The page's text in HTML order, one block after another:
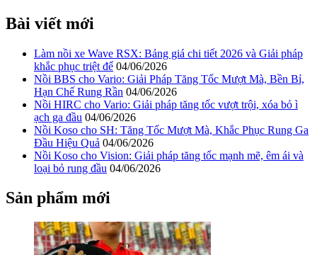
Bài viết mới
Làm nồi xe Wave RSX: Bảng giá chi tiết 2026 và Giải pháp
khắc phục triệt để 04/06/2026
Nồi BBS cho Vario: Giải Pháp Tăng Tốc Mượt Mà, Bền Bỉ,
Hạn Chế Rung Rần 04/06/2026
Nồi HIRC cho Vario: Giải pháp tăng tốc vượt trội, xóa bỏ ì
ạch ga đầu 04/06/2026
Nồi Koso cho SH: Tăng Tốc Mượt Mà, Khắc Phục Rung Ga
Đầu Hiệu Quả 04/06/2026
Nồi Koso cho Vision: Giải pháp tăng tốc mạnh mẽ, êm ái và
loại bỏ rung đầu 04/06/2026
Sản phẩm mới